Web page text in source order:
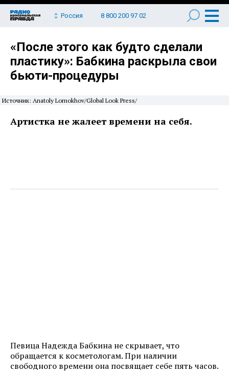
Россия 8 800 200 97 02
«После этого как будто сделали
пластику»: Бабкина раскрыла свои
бьюти-процедуры
Источник: Anatoly Lomokhov/Global Look Press/
Артистка не жалеет времени на себя.
Певица Надежда Бабкина не скрывает, что
обращается к косметологам. При наличии
свободного времени она посвящает себе пять часов.